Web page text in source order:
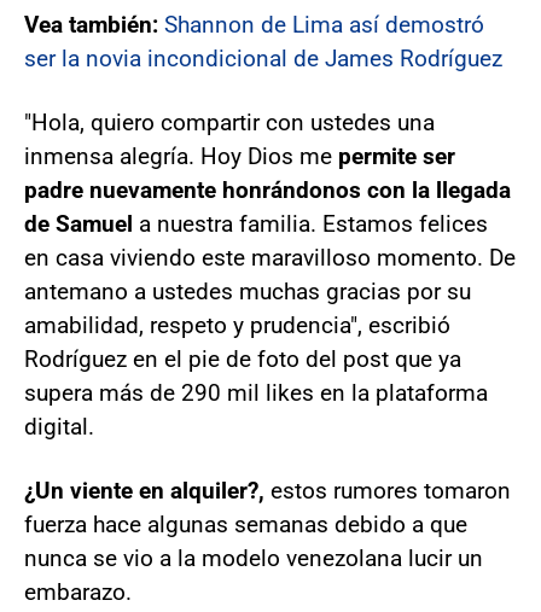
Vea también: Shannon de Lima así demostró
ser la novia incondicional de James Rodríguez
"Hola, quiero compartir con ustedes una
inmensa alegría. Hoy Dios me permite ser
padre nuevamente honrándonos con la llegada
de Samuel a nuestra familia. Estamos felices
en casa viviendo este maravilloso momento. De
antemano a ustedes muchas gracias por su
amabilidad, respeto y prudencia", escribió
Rodríguez en el pie de foto del post que ya
supera más de 290 mil likes en la plataforma
digital.
¿Un viente en alquiler?, estos rumores tomaron
fuerza hace algunas semanas debido a que
nunca se vio a la modelo venezolana lucir un
embarazo.